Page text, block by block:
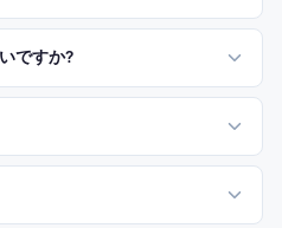
ですか?